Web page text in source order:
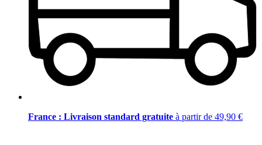
France : Livraison standard gratuite à partir de 49,90 €